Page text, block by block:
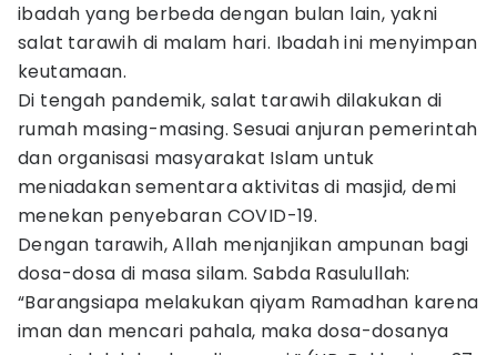
ibadah yang berbeda dengan bulan lain, yakni
salat tarawih di malam hari. Ibadah ini menyimpan
keutamaan.
Di tengah pandemik, salat tarawih dilakukan di
rumah masing-masing. Sesuai anjuran pemerintah
dan organisasi masyarakat Islam untuk
meniadakan sementara aktivitas di masjid, demi
menekan penyebaran COVID-19.
Dengan tarawih, Allah menjanjikan ampunan bagi
dosa-dosa di masa silam. Sabda Rasulullah:
“Barangsiapa melakukan qiyam Ramadhan karena
iman dan mencari pahala, maka dosa-dosanya